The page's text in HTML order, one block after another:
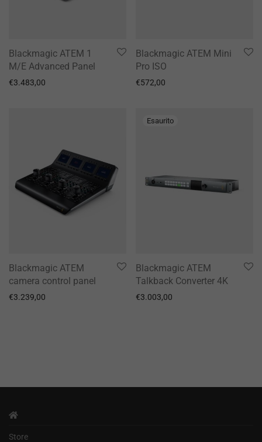
Blackmagic ATEM 1
M/E Advanced Panel
€3.483,00
Blackmagic ATEM Mini
Pro ISO
€572,00
Blackmagic ATEM
camera control panel
€3.239,00
Blackmagic ATEM
Talkback Converter 4K
€3.003,00
Store